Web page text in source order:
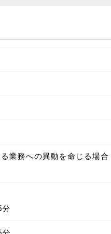
業務への異動を命じる場合